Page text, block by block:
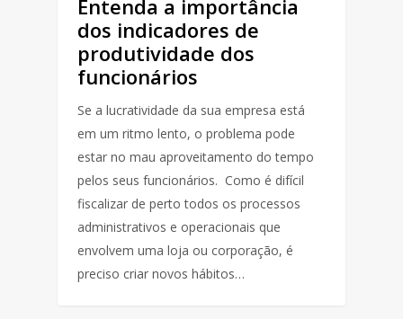
Entenda a importância
dos indicadores de
produtividade dos
funcionários
Se a lucratividade da sua empresa está
em um ritmo lento, o problema pode
estar no mau aproveitamento do tempo
pelos seus funcionários. Como é difícil
fiscalizar de perto todos os processos
administrativos e operacionais que
envolvem uma loja ou corporação, é
preciso criar novos hábitos…